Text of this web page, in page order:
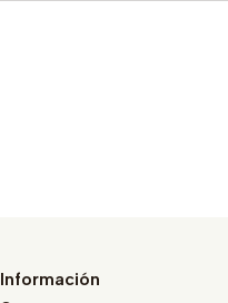
Información